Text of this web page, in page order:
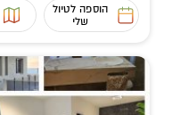
הוספה לטיול
שלי